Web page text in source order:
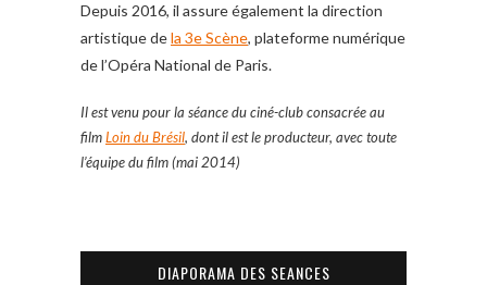
Depuis 2016, il assure également la direction
artistique dela 3e Scène, plateforme numérique
de l’Opéra National de Paris.
Il est venu pour la séance du ciné-club consacrée au
filmLoin du Brésil, dont il est le producteur, avec toute
l’équipe du film (mai 2014)
DIAPORAMA DES SEANCES